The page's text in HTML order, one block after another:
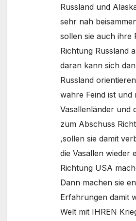
Russland und
sehr nah
sollen sie auch ihre
Richtung Russland
daran kann sich
Russland
wahre Feind ist und
Vasallenländer und
zum Abschuss
,sollen sie damit
die Vasallen wieder
Richtung USA
Dann machen sie
Erfahrungen damit
Welt mit IHREN